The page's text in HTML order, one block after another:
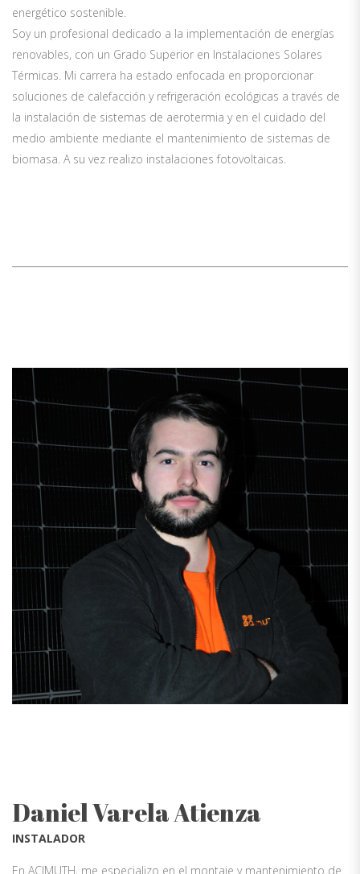
energético sostenible.
Soy un profesional dedicado a la implementación de energías
renovables, con un Grado Superior en Instalaciones Solares
Térmicas. Mi carrera ha estado enfocada en proporcionar
soluciones de calefacción y refrigeración ecológicas a través de
la instalación de sistemas de aerotermia y en el cuidado del
medio ambiente mediante el mantenimiento de sistemas de
biomasa. A su vez realizo instalaciones fotovoltaicas.
Daniel Varela Atienza
INSTALADOR
En ACIMUTH, me especializo en el montaje y mantenimiento de